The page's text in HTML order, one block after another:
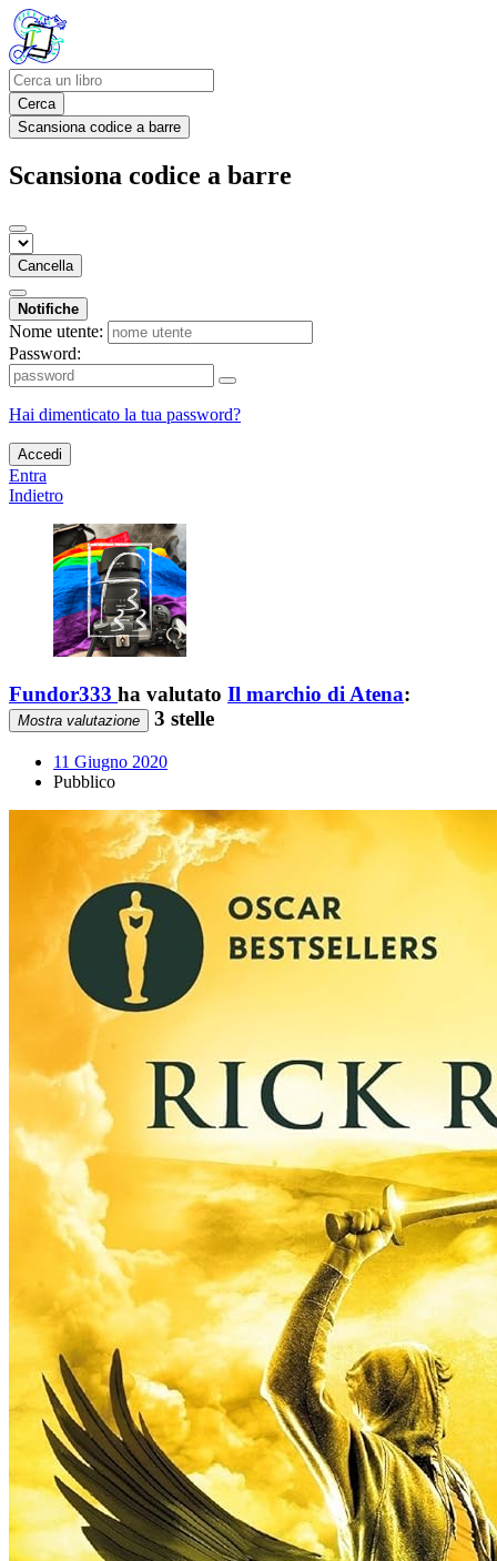
Cerca
Scansiona codice a barre
Scansiona codice a barre
Cancella
Notifiche
Nome utente:
Password:
Hai dimenticato la tua password?
Accedi
Entra
Indietro
Fundor333 ha valutato Il marchio di Atena:
Mostra valutazione 3 stelle
11 Giugno 2020
Pubblico